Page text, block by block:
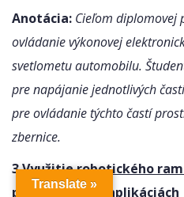
Anotácia: Cieľom diplomovej
ovládanie výkonovej
svetlometu automobilu.
pre napájanie jednotlivých
pre ovládanie týchto častí
zbernice.
3.Využitie robotického
priemyselných aplikáciách
Translate »